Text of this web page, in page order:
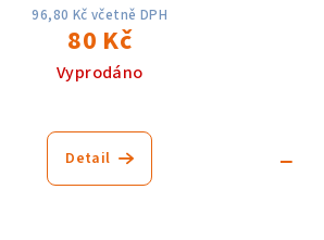
96,80 Kč včetně DPH
80 Kč
Vyprodáno
Detail −